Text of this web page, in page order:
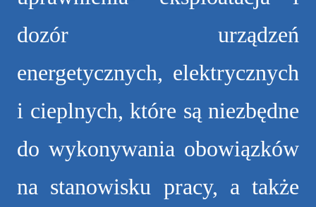
dozór urządzeń
energetycznych, elektrycznych
i cieplnych, które są niezbędne
do wykonywania obowiązków
na stanowisku pracy, a także